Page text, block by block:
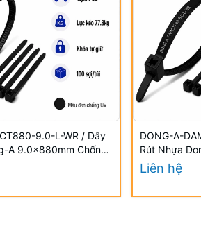
9.0-L-WR / Dây
A 9.0×880mm Chống
DONG-A-
Rút Nhựa
UV
Liên hệ